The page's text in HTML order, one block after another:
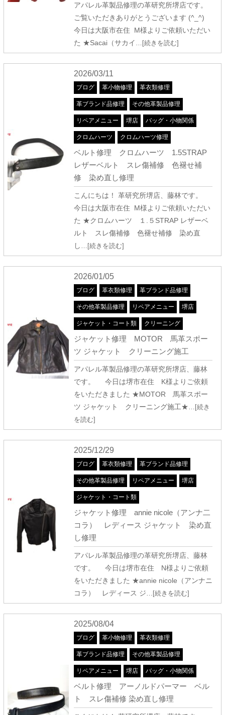
アパレル革製品修理の革研究所堺店です。
ご覧いただきありがとうございます (^_^)
今日は大阪市在住 M様よりご依頼いただい
た ★Sacai（サカイ …[続きを読む]
2026/03/11
ブログ 革小物修理 革衣類修理
革ブランド品修理 その他革製品修理
リペアメニュー 堺店 バッグ・小物関係
クロムハーツ クロムハーツ修理
ベルト修理 クロムハーツ 1.5STRAP
レザーベルト スレ傷補修 色褪せ補
修 染め直し修理
こんにちは！ 革研究所堺店、藤林です。
今日は大阪市在住 M様よりご依頼いただい
た ★クロムハーツ １.５STRAP レザーベ
ルト スレ傷補修 色褪せ補修 染め直
し …[続きを読む]
2026/01/05
ブログ 革衣類修理 革ブランド品修理
その他革製品修理 リペアメニュー 堺店
ジャケット・コート類 クリーニング
ジャケット修理 MOTOR 馬革スポー
ツ ジャケット クリーニング施工
アパレル革製品修理の革研究所堺店、藤林
です。 今日は堺市在住 K様よりご依頼
をいただきました ★MOTOR 馬革スポー
ツ ジャケット クリーニング施工★…[続き
を読む]
2025/12/29
ブログ 革衣類修理 革ブランド品修理
その他革製品修理 リペアメニュー 堺店
ジャケット・コート類
ジャケット修理 annie nicole（アンナ二
コラ） レディース ジャケット 染め直
し修理
アパレル革製品修理の革研究所堺店、藤林
です。 今日は堺市在住 N様よりご依頼
をいただきました ★annie nicole（アンナニ
コラ） レディース ジ…[続きを読む]
2025/08/04
ブログ 革小物修理 革衣類修理
革ブランド品修理 その他革製品修理
リペアメニュー 堺店 バッグ・小物関係
ベルト修理 アーノルドパーマー ベル
ト スレ傷補修 染め直し修理